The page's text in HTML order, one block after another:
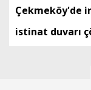
Çekmeköy'de
istinat duvarı